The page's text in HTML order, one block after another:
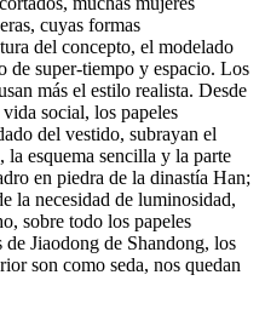
cuyas formas
del concepto, el modelado
de super-tiempo y espacio. Los
más el estilo realista. Desde
social, los papeles
del vestido, subrayan el
esquema sencilla y la parte
en piedra de la dinastía Han;
la necesidad de luminosidad,
sobre todo los papeles
de Jiaodong de Shandong, los
son como seda, nos quedan